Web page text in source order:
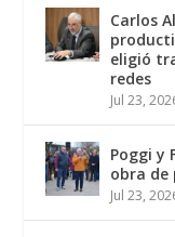
Carlos
eligió
redes
Jul 23,
Poggi y
obra de
Jul 23,